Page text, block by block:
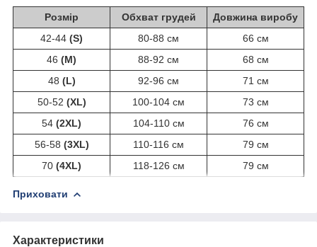
Розмір Обхват грудей
Довжина виробу
42-44 (S) 80-88 см
66 см
46 (M) 88-92 см
68 см
48 (L) 92-96 см
71 см
50-52 (XL) 100-104 см
73 см
54 (2XL) 104-110 см
76 см
56-58 (3XL) 110-116 см
79 см
70 (4XL) 118-126 см 79 см
Приховати
Характеристики